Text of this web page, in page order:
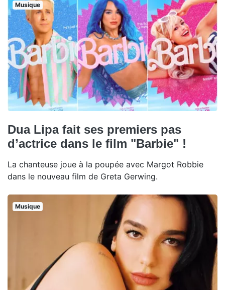
Musique
Dua Lipa fait ses premiers pas
d’actrice dans le film "Barbie" !
La chanteuse joue à la poupée avec Margot Robbie
dans le nouveau film de Greta Gerwing.
Musique